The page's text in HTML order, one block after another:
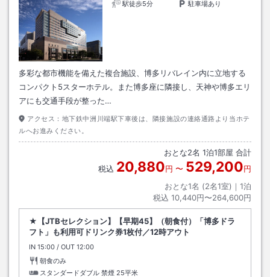
駅徒歩5分
駐車場あり
多彩な都市機能を備えた複合施設、博多リバレイン内に立地する
コンパクト5スターホテル。また博多座に隣接し、天神や博多エリ
アにも交通手段が整った…
アクセス： 地下鉄中洲川端駅下車後は、隣接施設の連絡通路より当ホテ
ルへお進みください。
おとな2名 1泊1部屋 合計
税込 20,880円 〜 529,200円
おとな1名 (2名1室)｜ 1泊
税込 10,440円〜264,600円
★【JTBセレクション】【早期45】（朝食付）「博多ドラ
フト」も利用可ドリンク券1枚付／12時アウト
IN チェックイン
15:00 / OUT チェックアウト
12:00
朝食のみ
スタンダードダブル 禁煙 25平米